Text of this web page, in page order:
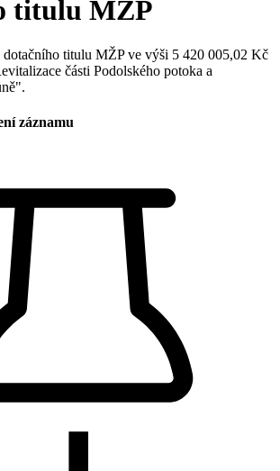
titulu MŽP
dotačního titulu MŽP ve výši 5 420 005,02 Kč
části Podolského potoka a
záznamu